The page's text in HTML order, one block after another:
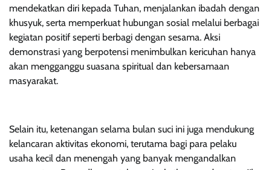
mendekatkan diri kepada Tuhan, menjalankan ibadah dengan
khusyuk, serta memperkuat hubungan sosial melalui berbagai
kegiatan positif seperti berbagi dengan sesama. Aksi
demonstrasi yang berpotensi menimbulkan kericuhan hanya
akan mengganggu suasana spiritual dan kebersamaan
masyarakat.
Selain itu, ketenangan selama bulan suci ini juga mendukung
kelancaran aktivitas ekonomi, terutama bagi para pelaku
usaha kecil dan menengah yang banyak mengandalkan